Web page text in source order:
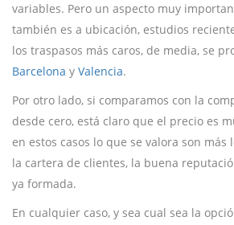
variables. Pero un aspecto muy
también es a ubicación, estudios
los traspasos más caros, de media, se
Barcelona y Valencia.
Por otro lado, si comparamos con la
desde cero, está claro que el precio es
en estos casos lo que se valora son
la cartera de clientes, la buena
ya formada.
En cualquier caso, y sea cual sea la